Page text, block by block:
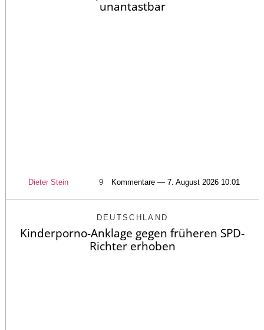
unantastbar
Dieter Stein 9 Kommentare — 7. August 2026 10:01
DEUTSCHLAND
Kinderporno-Anklage gegen früheren SPD-
Richter erhoben